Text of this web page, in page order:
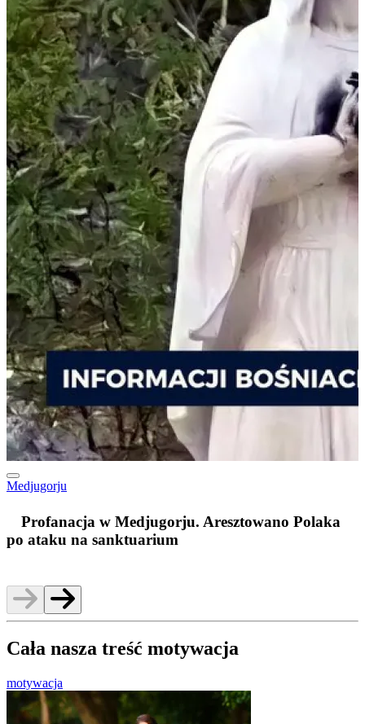
Medjugorju
Profanacja w Medjugorju. Aresztowano Polaka
po ataku na sanktuarium
Cała nasza treść motywacja
motywacja